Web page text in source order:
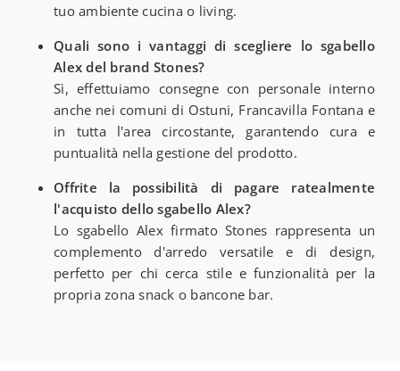
tuo ambiente cucina o living.
Quali sono i vantaggi di scegliere lo sgabello
Alex del brand Stones?
Sì, effettuiamo consegne con personale interno
anche nei comuni di Ostuni, Francavilla Fontana e
in tutta l'area circostante, garantendo cura e
puntualità nella gestione del prodotto.
Offrite la possibilità di pagare ratealmente
l'acquisto dello sgabello Alex?
Lo sgabello Alex firmato Stones rappresenta un
complemento d'arredo versatile e di design,
perfetto per chi cerca stile e funzionalità per la
propria zona snack o bancone bar.